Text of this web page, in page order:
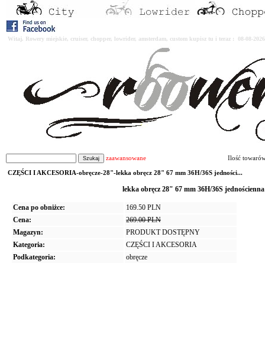
Witaj. Rowery miejskie, cruiser, chopper, lowrider, amsterdam, custom kupisz tu i teraz : 08-08-
zaawansowane Ilość
CZĘŚCI I AKCESORIA-obręcze-28"-lekka obręcz 28" 67 mm 36H/36S jedności...
lekka obręcz 28" 67 mm 36H/36S
Cena po obniżce:
169.50 PLN
Cena:
269.00 PLN
Magazyn:
PRODUKT DOSTĘPNY
Kategoria:
CZĘŚCI I AKCESORIA
Podkategoria:
obręcze